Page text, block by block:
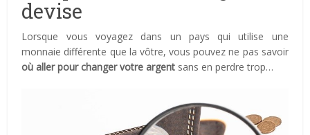
devise
Lorsque vous voyagez dans un pays qui utilise une
monnaie différente que la vôtre, vous pouvez ne pas savoir
où aller pour changer votre argent sans en perdre trop…